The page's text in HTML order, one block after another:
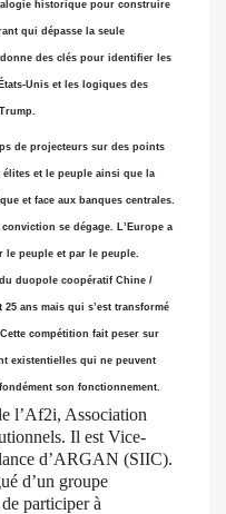
historique pour construire
qui dépasse la seule
des clés pour identifier les
Unis et les logiques des
de projecteurs sur des points
et le peuple ainsi que la
et face aux banques centrales.
conviction se dégage. L’Europe a
peuple et par le peuple.
duopole coopératif Chine /
ans mais qui s’est transformé
Cette compétition fait peser sur
existentielles qui ne peuvent
son fonctionnement.
l’Af2i, Association
Il est Vice-
d’ARGAN (SIIC).
d’un groupe
participer à